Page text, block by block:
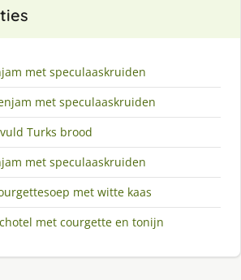
met speculaaskruiden
met speculaaskruiden
Turks brood
met speculaaskruiden
met witte kaas
met courgette en tonijn